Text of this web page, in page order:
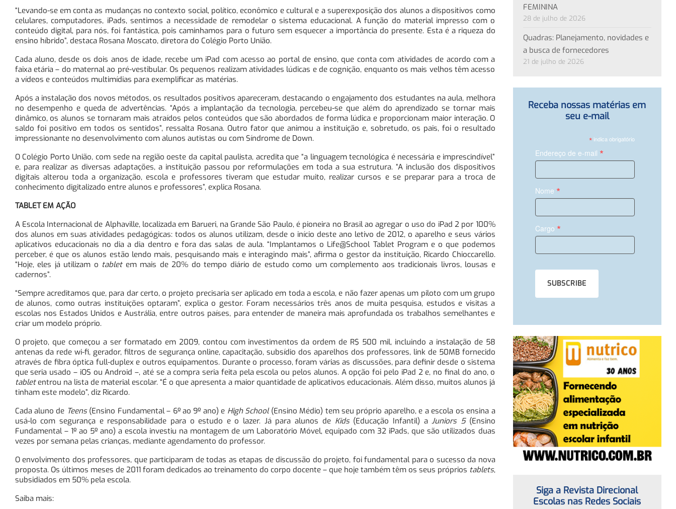
“Levando-se em conta as mudanças no contexto social, político, econômico e cultural e a superexposição dos alunos a dispositivos como
celulares, computadores, iPads, sentimos a necessidade de remodelar o sistema educacional. A função do material impresso com o
conteúdo digital, para nós, foi fantástica, pois caminhamos para o futuro sem esquecer a importância do presente. Esta é a riqueza do
ensino híbrido”, destaca Rosana Moscato, diretora do Colégio Porto União.
Cada aluno, desde os dois anos de idade, recebe um iPad com acesso ao portal de ensino, que conta com atividades de acordo com a
faixa etária – do maternal ao pré-vestibular. Os pequenos realizam atividades lúdicas e de cognição, enquanto os mais velhos têm acesso
a vídeos e conteúdos multimídias para exemplificar as matérias.
Após a instalação dos novos métodos, os resultados positivos apareceram, destacando o engajamento dos estudantes na aula, melhora
no desempenho e queda de advertências. “Após a implantação da tecnologia, percebeu-se que além do aprendizado se tornar mais
dinâmico, os alunos se tornaram mais atraídos pelos conteúdos que são abordados de forma lúdica e proporcionam maior interação. O
saldo foi positivo em todos os sentidos”, ressalta Rosana. Outro fator que animou a instituição e, sobretudo, os pais, foi o resultado
impressionante no desenvolvimento com alunos autistas ou com Síndrome de Down.
O Colégio Porto União, com sede na região oeste da capital paulista, acredita que “a linguagem tecnológica é necessária e imprescindível”
e, para realizar as diversas adaptações, a instituição passou por reformulações em toda a sua estrutura. “A inclusão dos dispositivos
digitais alterou toda a organização, escola e professores tiveram que estudar muito, realizar cursos e se preparar para a troca de
conhecimento digitalizado entre alunos e professores”, explica Rosana.
TABLET EM AÇÃO
A Escola Internacional de Alphaville, localizada em Barueri, na Grande São Paulo, é pioneira no Brasil ao agregar o uso do iPad 2 por 100%
dos alunos em suas atividades pedagógicas: todos os alunos utilizam, desde o início deste ano letivo de 2012, o aparelho e seus vários
aplicativos educacionais no dia a dia dentro e fora das salas de aula. “Implantamos o Life@School Tablet Program e o que podemos
perceber, é que os alunos estão lendo mais, pesquisando mais e interagindo mais”, afirma o gestor da instituição, Ricardo Chioccarello.
“Hoje, eles já utilizam o tabletem mais de 20% do tempo diário de estudo como um complemento aos tradicionais livros, lousas e
cadernos”.
“Sempre acreditamos que, para dar certo, o projeto precisaria ser aplicado em toda a escola, e não fazer apenas um piloto com um grupo
de alunos, como outras instituições optaram”, explica o gestor. Foram necessários três anos de muita pesquisa, estudos e visitas a
escolas nos Estados Unidos e Austrália, entre outros países, para entender de maneira mais aprofundada os trabalhos semelhantes e
criar um modelo próprio.
O projeto, que começou a ser formatado em 2009, contou com investimentos da ordem de R$ 500 mil, incluindo a instalação de 58
antenas da rede wi-fi, gerador, filtros de segurança online, capacitação, subsídio dos aparelhos dos professores, link de 50MB fornecido
através de fibra óptica full-duplex e outros equipamentos. Durante o processo, foram várias as discussões, para definir desde o sistema
que seria usado – iOS ou Android –, até se a compra seria feita pela escola ou pelos alunos. A opção foi pelo iPad 2 e, no final do ano, o
tabletentrou na lista de material escolar. “É o que apresenta a maior quantidade de aplicativos educacionais. Além disso, muitos alunos já
tinham este modelo”, diz Ricardo.
Cada aluno de Teens(Ensino Fundamental – 6º ao 9º ano) e High School(Ensino Médio) tem seu próprio aparelho, e a escola os ensina a
usá-lo com segurança e responsabilidade para o estudo e o lazer. Já para alunos de Kids(Educação Infantil) aJuniors 5(Ensino
Fundamental – 1º ao 5º ano) a escola investiu na montagem de um Laboratório Móvel, equipado com 32 iPads, que são utilizados duas
vezes por semana pelas crianças, mediante agendamento do professor.
O envolvimento dos professores, que participaram de todas as etapas de discussão do projeto, foi fundamental para o sucesso da nova
proposta. Os últimos meses de 2011 foram dedicados ao treinamento do corpo docente – que hoje também têm os seus próprios tablets,
subsidiados em 50% pela escola.
Saiba mais:
FEMININA
28 de julho de 2026
Quadras: Planejamento, novidades e
a busca de fornecedores
21 de julho de 2026
Receba nossas matérias em
seu e-mail
* indica obrigatório
Endereço de e-mail *
Nome *
Cargo *
Siga a Revista Direcional
Escolas nas Redes Sociais